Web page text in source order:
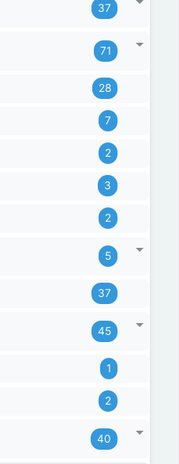
37
71
28
7
2
3
2
5
37
45
1
2
40